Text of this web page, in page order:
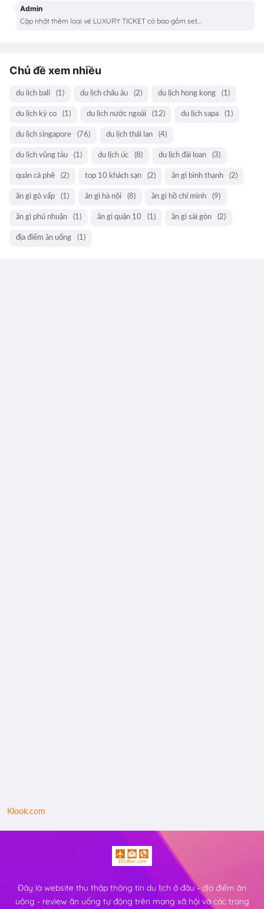
Admin
Cập nhật thêm loại vé LUXURY TICKET có bao gồm set...
Chủ đề xem nhiều
du lịch bali (1) du lịch châu âu (2) du lịch hong kong (1)
du lịch kỳ co (1) du lịch nước ngoài (12) du lịch sapa (1)
du lịch singapore (76) du lịch thái lan (4)
du lịch vũng tàu (1) du lịch úc (8) du lịch đài loan (3)
quán cà phê (2) top 10 khách sạn (2) ăn gì bình thạnh (2)
ăn gì gò vấp (1) ăn gì hà nội (8) ăn gì hồ chí minh (9)
ăn gì phú nhuận (1) ăn gì quận 10 (1) ăn gì sài gòn (2)
địa điểm ăn uống (1)
Klook.com
Đây là website thu thập thông tin du lịch ở đâu - địa điểm ăn
uông - review ăn uống tự động trên mạng xã hội và các trang